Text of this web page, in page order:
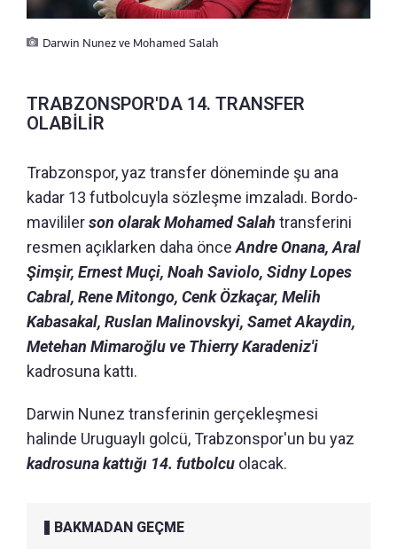
Darwin Nunez ve Mohamed Salah
TRABZONSPOR'DA 14. TRANSFER
OLABİLİR
Trabzonspor, yaz transfer döneminde şu ana
kadar 13 futbolcuyla sözleşme imzaladı. Bordo-
mavililerson olarak Mohamed Salah transferini
resmen açıklarken daha önceAndre Onana, Aral
Şimşir, Ernest Muçi, Noah Saviolo, Sidny Lopes
Cabral, Rene Mitongo, Cenk Özkaçar, Melih
Kabasakal, Ruslan Malinovskyi, Samet Akaydin,
Metehan Mimaroğlu ve Thierry Karadeniz'i
kadrosuna kattı.
Darwin Nunez transferinin gerçekleşmesi
halinde Uruguaylı golcü, Trabzonspor'un bu yaz
kadrosuna kattığı 14. futbolcu olacak.
BAKMADAN GEÇME